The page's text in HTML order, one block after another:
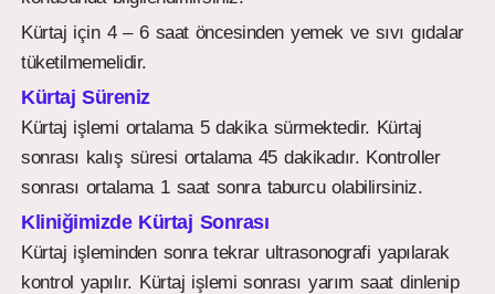
Kürtaj için 4 – 6 saat öncesinden yemek ve sıvı gıdalar
tüketilmemelidir.
Kürtaj Süreniz
Kürtaj işlemi ortalama 5 dakika sürmektedir. Kürtaj
sonrası kalış süresi ortalama 45 dakikadır. Kontroller
sonrası ortalama 1 saat sonra taburcu olabilirsiniz.
Kliniğimizde Kürtaj Sonrası
Kürtaj işleminden sonra tekrar ultrasonografi yapılarak
kontrol yapılır. Kürtaj işlemi sonrası yarım saat dinlenip